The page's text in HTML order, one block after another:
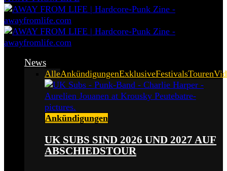
News
AlleAnkündigungenExklusiveFestivalsTouren
Ankündigungen
UK SUBS SIND 2026 UND 2027 AUF
ABSCHIEDSTOUR